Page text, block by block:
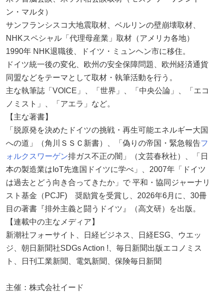
ン・マルタ）
サンフランシスコ大地震取材、ベルリンの壁崩壊取材、
NHKスペシャル「代理母産業」取材（アメリカ各地）
1990年 NHK退職後、ドイツ・ミュンヘン市に移住。
ドイツ統一後の変化、欧州の安全保障問題、欧州経済通貨
同盟などをテーマとして取材・執筆活動を行う。
主な執筆誌「VOICE」、「世界」、「中央公論」、「エコ
ノミスト」、「アエラ」など。
【主な著書】
「脱原発を決めたドイツの挑戦・再生可能エネルギー大国
への道」（角川ＳＳＣ新書）、「偽りの帝国・緊急報告フ
ォルクスワーゲン排ガス不正の闇」（文芸春秋社）、「日
本の製造業はIoT先進国ドイツに学べ」、2007年「ドイツ
は過去とどう向き合ってきたか」で 平和・協同ジャーナリ
スト基金（PCJF) 奨励賞を受賞し、2026年6月に、30冊
目の著書『排外主義と闘うドイツ』（高文研）を出版。
【連載中の主なメディア】
新潮社フォーサイト、日経ビジネス、日経ESG、ウエッ
ジ、朝日新聞社SDGs Action !、毎日新聞出版エコノミス
ト、日刊工業新聞、電気新聞、保険毎日新聞
主催：株式会社イード